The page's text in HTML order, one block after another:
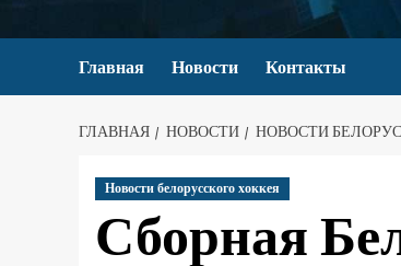
Главная Новости Контакты
ГЛАВНАЯ НОВОСТИ НОВОСТИ
Новости белорусского хоккея
Сборная